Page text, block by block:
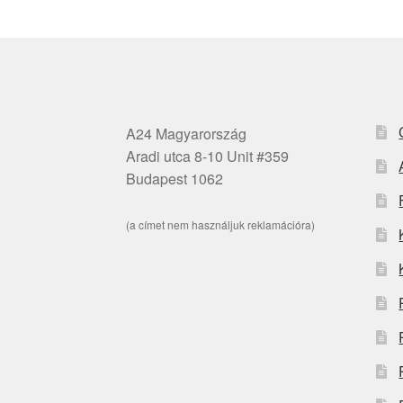
A24 Magyarország
Aradi utca 8-10 Unit #359
Budapest 1062
(a címet nem használjuk reklamációra)